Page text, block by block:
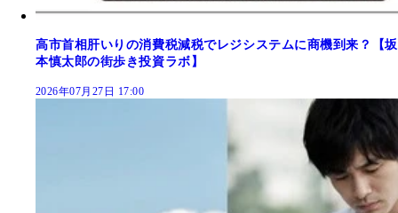
高市首相肝いりの消費税減税でレジシステムに商機到来？【坂
本慎太郎の街歩き投資ラボ】
2026年07月27日 17:00